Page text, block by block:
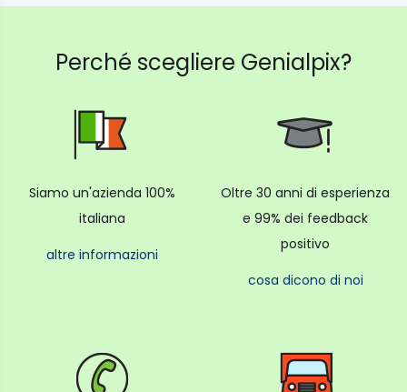
Perché scegliere Genialpix?
Siamo un'azienda 100%
italiana
altre informazioni
Oltre 30 anni di esperienza
e 99% dei feedback
positivo
cosa dicono di noi